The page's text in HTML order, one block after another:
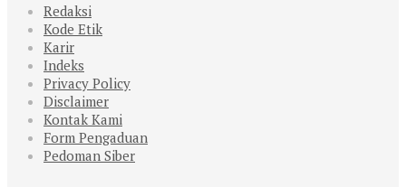
Redaksi
Kode Etik
Karir
Indeks
Privacy Policy
Disclaimer
Kontak Kami
Form Pengaduan
Pedoman Siber